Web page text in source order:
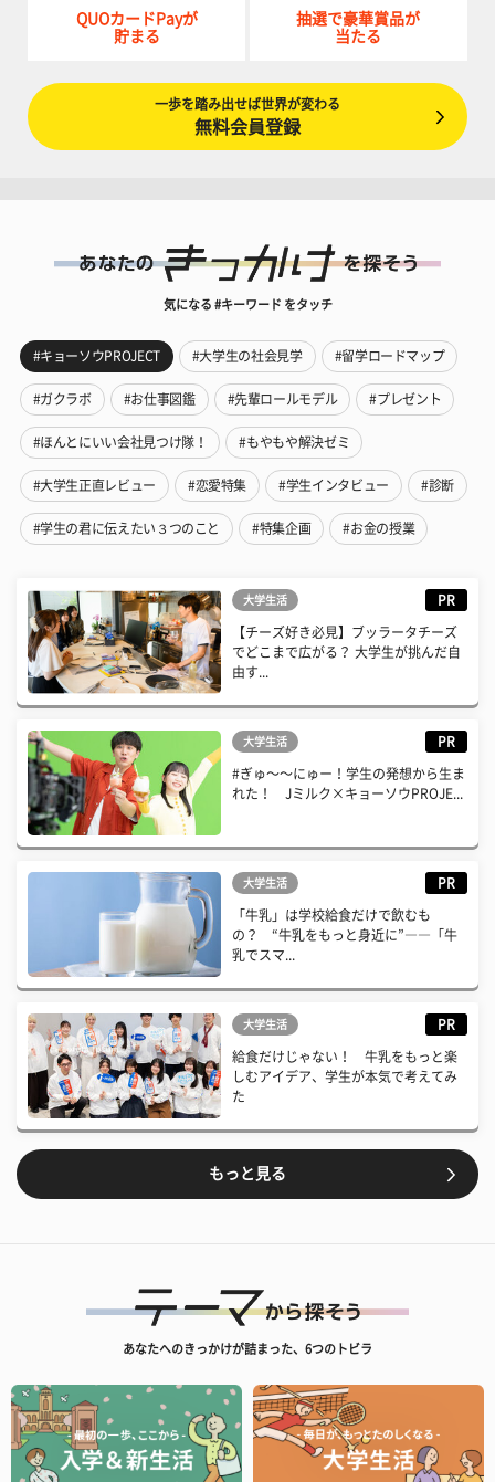
QUOカードPayが
貯まる
抽選で豪華賞品が
当たる
一歩を踏み出せば世界が変わる
無料会員登録
気になる #キーワード をタッチ
#キョーソウPROJECT #大学生の社会見学 #留学ロードマップ
#ガクラボ #お仕事図鑑 #先輩ロールモデル #プレゼント
#ほんとにいい会社見つけ隊！ #もやもや解決ゼミ
#大学生正直レビュー #恋愛特集 #学生インタビュー #診断
#学生の君に伝えたい３つのこと #特集企画 #お金の授業
大学生活 PR
【チーズ好き必見】ブッラータチーズ
でどこまで広がる？ 大学生が挑んだ自
由す...
大学生活 PR
#ぎゅ〜〜にゅー！学生の発想から生ま
れた！ Jミルク×キョーソウPROJE...
大学生活 PR
「牛乳」は学校給食だけで飲むも
の？ “牛乳をもっと身近に”――「牛
乳でスマ...
大学生活 PR
給食だけじゃない！ 牛乳をもっと楽
しむアイデア、学生が本気で考えてみ
た
もっと見る
あなたへのきっかけが詰まった、6つのトビラ